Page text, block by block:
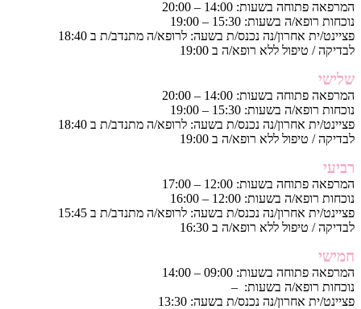
המרפאה פתוחה בשעות: 14:00 – 20:00
נוכחות רופא/ה בשעות: 15:30 – 19:00
פציינט/ית אחרון/נה נכנס/ת בשעה: לרופא/ה מתנדב/ת ב 18:40
לבדיקה / טיפול ללא רופא/ה ב 19:00
שלישי
המרפאה פתוחה בשעות: 14:00 – 20:00
נוכחות רופא/ה בשעות: 15:30 – 19:00
פציינט/ית אחרון/נה נכנס/ת בשעה: לרופא/ה מתנדב/ת ב 18:40
לבדיקה / טיפול ללא רופא/ה ב 19:00
רביעי
המרפאה פתוחה בשעות: 12:00 – 17:00
נוכחות רופא/ה בשעות: 12:00 – 16:00
פציינט/ית אחרון/נה נכנס/ת בשעה: לרופא/ה מתנדב/ת ב 15:45
לבדיקה / טיפול ללא רופא/ה ב 16:30
חמישי
המרפאה פתוחה בשעות: 09:00 – 14:00
נוכחות רופא/ה בשעות: –
פציינט/ית אחרון/נה נכנס/ת בשעה: 13:30